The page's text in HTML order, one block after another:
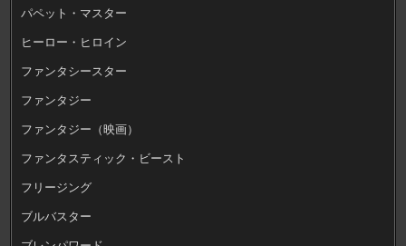
パペット・マスター
ヒーロー・ヒロイン
ファンタシースター
ファンタジー
ファンタジー（映画）
ファンタスティック・ビースト
フリージング
ブルバスター